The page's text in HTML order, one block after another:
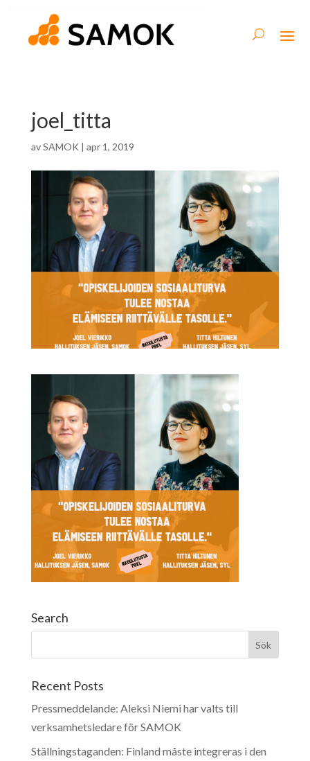
joel_titta
avSAMOK | apr 1, 2019
Search
Recent Posts
Pressmeddelande: Aleksi Niemi har valts till
verksamhetsledare för SAMOK
Ställningstaganden: Finland måste integreras i den